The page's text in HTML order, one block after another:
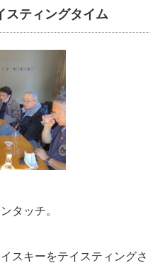
スティングタイム
タッチ。
スキーをテイスティングさ